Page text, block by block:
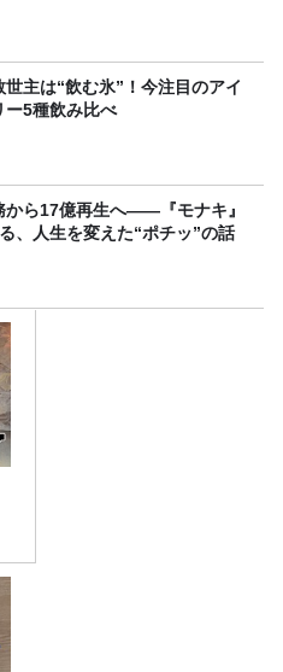
世主は“飲む氷”！今注目のアイ
ー5種飲み比べ
から17億再生へ——『モナキ』
、人生を変えた“ポチッ”の話